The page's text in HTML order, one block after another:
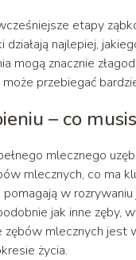
etapy
najlepiej,
mogą znacznie
przebiegać
– co
mlecznego
mlecznych, co ma
pomagają w
jak inne
mlecznych jest
życia.